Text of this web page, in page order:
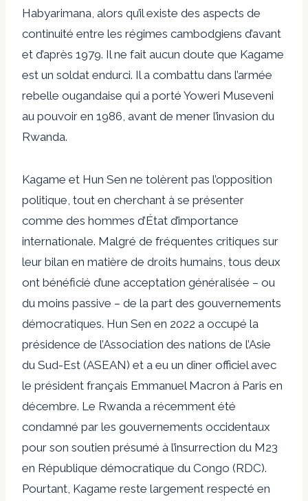
Habyarimana, alors qu’il existe des aspects de
continuité entre les régimes cambodgiens d’avant
et d’après 1979. Il ne fait aucun doute que Kagame
est un soldat endurci. Il a combattu dans l’armée
rebelle ougandaise qui a porté Yoweri Museveni
au pouvoir en 1986, avant de mener l’invasion du
Rwanda.
Kagame et Hun Sen ne tolèrent pas l’opposition
politique, tout en cherchant à se présenter
comme des hommes d’État d’importance
internationale. Malgré de fréquentes critiques sur
leur bilan en matière de droits humains, tous deux
ont bénéficié d’une acceptation généralisée – ou
du moins passive – de la part des gouvernements
démocratiques. Hun Sen en 2022 a occupé la
présidence de l’Association des nations de l’Asie
du Sud-Est (ASEAN) et a eu un dîner officiel avec
le président français Emmanuel Macron à Paris en
décembre. Le Rwanda a récemment été
condamné par les gouvernements occidentaux
pour son soutien présumé à l’insurrection du M23
en République démocratique du Congo (RDC).
Pourtant, Kagame reste largement respecté en